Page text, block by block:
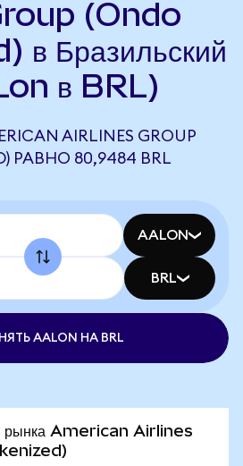
(Ondo
в Бразильский
в BRL)
AIRLINES GROUP
РАВНО 80,9484 BRL
AALON
BRL
AALON НА BRL
рынка American Airlines